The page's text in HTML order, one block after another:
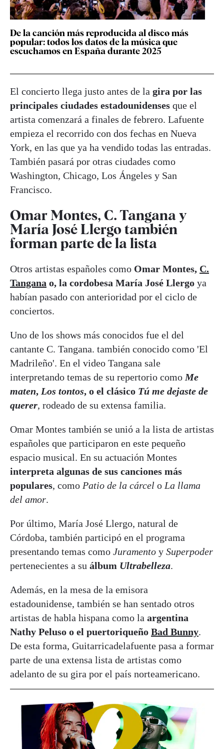
De la canción más reproducida al disco más
popular: todos los datos de la música que
escuchamos en España durante 2025
El concierto llega justo antes de la gira por las
principales ciudades estadounidenses que el
artista comenzará a finales de febrero. Lafuente
empieza el recorrido con dos fechas en Nueva
York, en las que ya ha vendido todas las entradas.
También pasará por otras ciudades como
Washington, Chicago, Los Ángeles y San
Francisco.
Omar Montes, C. Tangana y
María José Llergo también
forman parte de la lista
Otros artistas españoles como Omar Montes, C.
Tangana o, la cordobesa María José Llergo ya
habían pasado con anterioridad por el ciclo de
conciertos.
Uno de los shows más conocidos fue el del
cantante C. Tangana. también conocido como 'El
Madrileño'. En el video Tangana sale
interpretando temas de su repertorio comoMe
maten, Los tontos, o el clásico Tú me dejaste de
querer, rodeado de su extensa familia.
Omar Montes también se unió a la lista de artistas
españoles que participaron en este pequeño
espacio musical. En su actuación Montes
interpreta algunas de sus canciones más
populares, como Patio de la cárcel o La llama
del amor.
Por último, María José Llergo, natural de
Córdoba, también participó en el programa
presentando temas como Juramento y Superpoder
pertenecientes a su álbum Ultrabelleza.
Además, en la mesa de la emisora
estadounidense, también se han sentado otros
artistas de habla hispana como la argentina
Nathy Peluso o el puertoriqueño Bad Bunny.
De esta forma, Guitarricadelafuente pasa a formar
parte de una extensa lista de artistas como
adelanto de su gira por el país norteamericano.